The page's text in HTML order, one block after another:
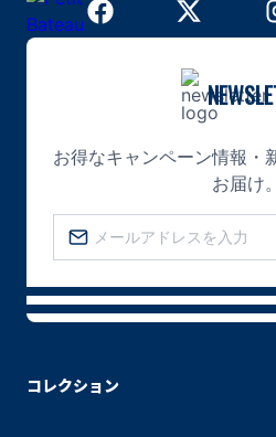
コレクション
お得なキャンペーン情報・
お届け。